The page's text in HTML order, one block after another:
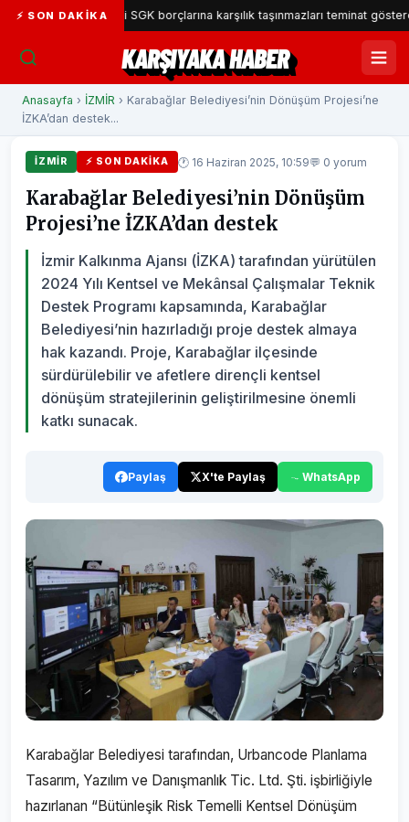
⚡ SON DAKIKA
Belediyesi SGK borçlarına karşılık taşınmazları teminat gösterecek
KARŞIYAKA HABER
Anasayfa › İZMİR › Karabağlar Belediyesi’nin Dönüşüm Projesi’ne
İZKA’dan destek...
İZMİR ⚡ SON DAKIKA 🕐 16 Haziran 2025, 10:59💬 0 yorum
Karabağlar Belediyesi’nin Dönüşüm
Projesi’ne İZKA’dan destek
İzmir Kalkınma Ajansı (İZKA) tarafından yürütülen
2024 Yılı Kentsel ve Mekânsal Çalışmalar Teknik
Destek Programı kapsamında, Karabağlar
Belediyesi’nin hazırladığı proje destek almaya
hak kazandı. Proje, Karabağlar ilçesinde
sürdürülebilir ve afetlere dirençli kentsel
dönüşüm stratejilerinin geliştirilmesine önemli
katkı sunacak.
Paylaş X'te Paylaş WhatsApp
Karabağlar Belediyesi tarafından, Urbancode Planlama
Tasarım, Yazılım ve Danışmanlık Tic. Ltd. Şti. işbirliğiyle
hazırlanan “Bütünleşik Risk Temelli Kentsel Dönüşüm